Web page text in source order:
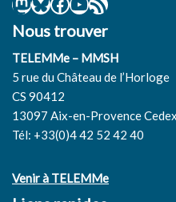
Nous trouver
TELEMMe – MMSH
5 rue du Château de l’Horloge
CS 90412
13097 Aix-en-Provence
Tél: +33(0)4 42 52 42 40
Venir à TELEMMe